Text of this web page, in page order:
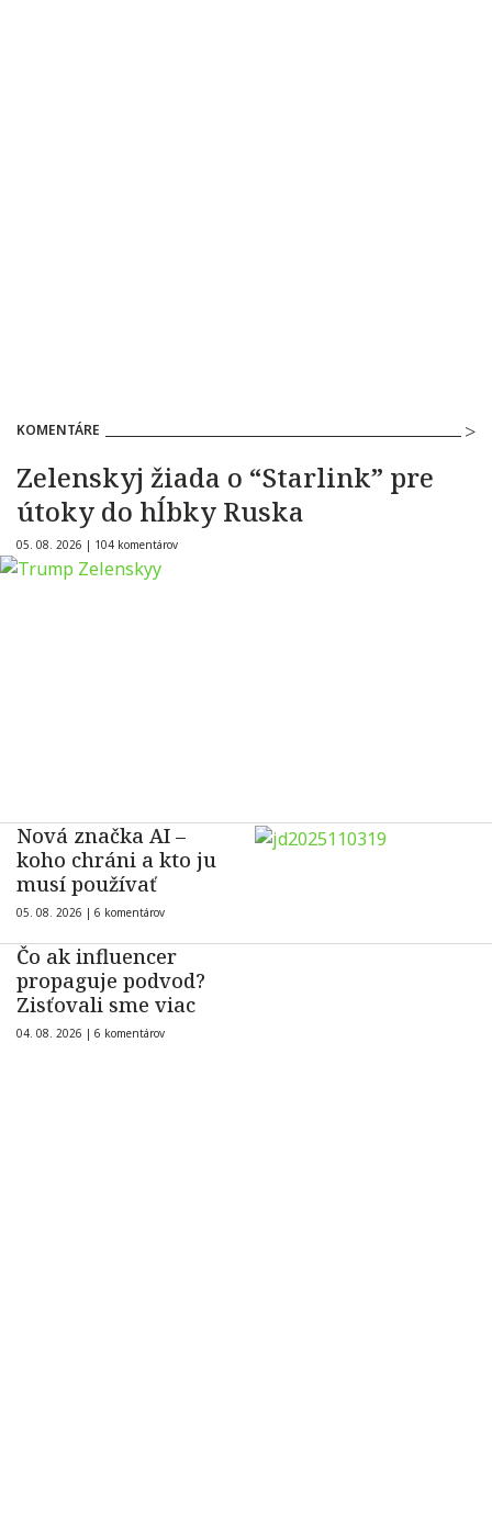
KOMENTÁRE
Zelenskyj žiada o “Starlink” pre
útoky do hĺbky Ruska
05. 08. 2026 | 104 komentárov
Nová značka AI –
koho chráni a kto ju
musí používať
05. 08. 2026 | 6 komentárov
Čo ak influencer
propaguje podvod?
Zisťovali sme viac
04. 08. 2026 | 6 komentárov